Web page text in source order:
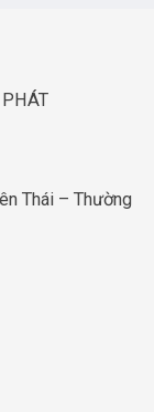
PHÁT
Thái – Thường